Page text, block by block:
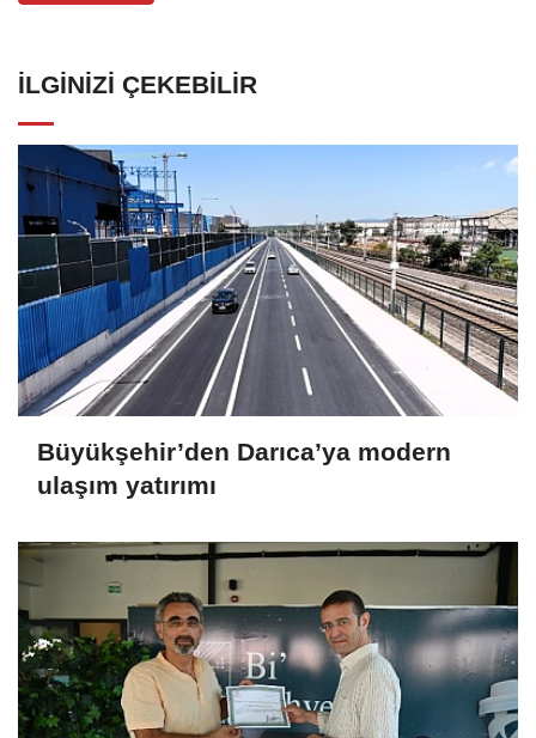
İLGINIZI ÇEKEBILIR
Büyükşehir’den Darıca’ya modern
ulaşım yatırımı